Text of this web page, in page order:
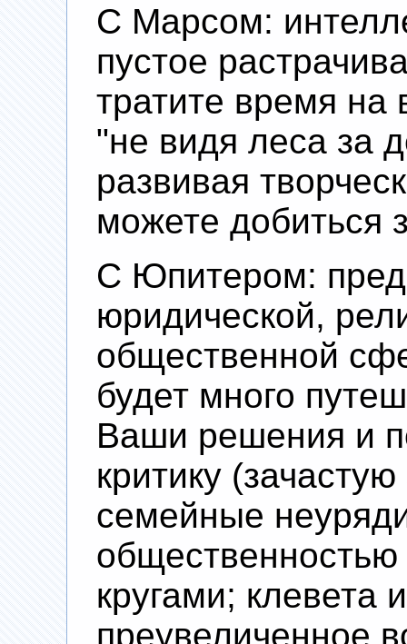
С Марсом:
пустое
тратите время на
"не видя леса за
развивая
можете добиться
С Юпитером:
юридической,
общественной
будет много
Ваши решения и
критику
семейные
кругами; клевета
преувеличенное